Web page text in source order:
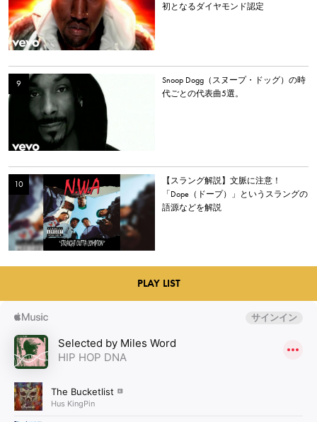
初となるダイヤモンド認定
Snoop Dogg（スヌープ・ドッグ）の時
代ごとの代表曲5選。
【スラング解説】文脈に注意！
「Dope（ドープ）」というスラングの
語源などを解説
PLAY LIST